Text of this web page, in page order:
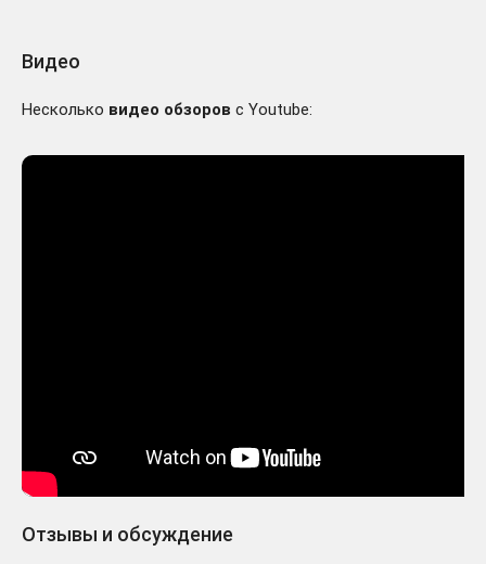
Видео
Несколько видео обзоров с Youtube:
Отзывы и обсуждение